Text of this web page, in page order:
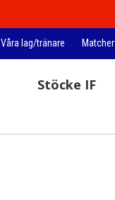
Våra lag/tränare Matcher
Stöcke IF